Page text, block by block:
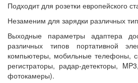
Подходит для розетки европейского
Незаменим для зарядки различных
Выходные параметры адаптера
различных типов портативной
компьютеры, мобильные телефоны,
регистраторы, радар-детекторы,
фотокамеры).